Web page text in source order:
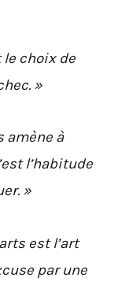
choix de
»
amène à
l’habitude
»
est l’art
par une